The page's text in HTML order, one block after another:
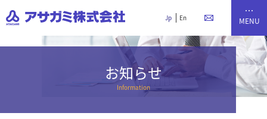
Jp En
お知らせ
Information